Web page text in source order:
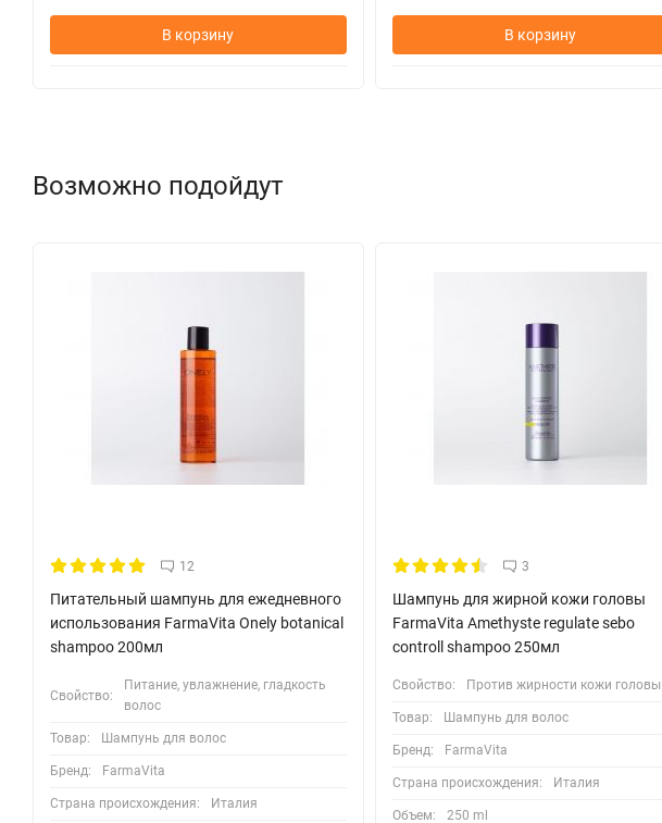
В корзину В корзину
Возможно подойдут
12
Питательный шампунь для ежедневного
использования FarmaVita Onely botanical
shampoo 200мл
Свойство:
Питание, увлажнение, гладкость
волос
Товар: Шампунь для волос
Бренд: FarmaVita
Страна происхождения: Италия
3
Шампунь для жирной кожи головы
FarmaVita Amethyste regulate sebo
controll shampoo 250мл
Свойство: Против жирности кожи головы
Товар: Шампунь для волос
Бренд: FarmaVita
Страна происхождения: Италия
Объем: 250 ml